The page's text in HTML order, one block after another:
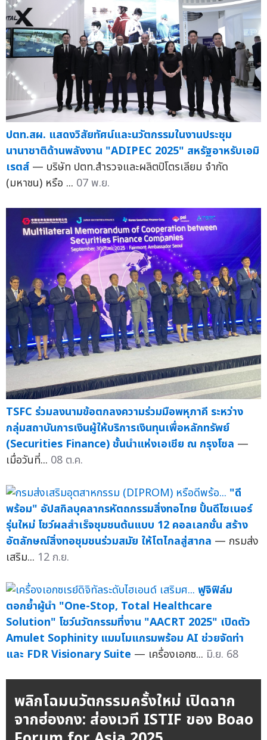
ปตท.สผ. แสดงวิสัยทัศน์และนวัตกรรมในงานประชุม
นานาชาติด้านพลังงาน "ADIPEC 2025" สหรัฐอาหรับเอมิ
เรตส์ — บริษัท ปตท.สำรวจและผลิตปิโตรเลียม จำกัด
(มหาชน) หรือ ... 07 พ.ย.
TSFC ร่วมลงนามข้อตกลงความร่วมมือพหุภาคี ระหว่าง
กลุ่มสถาบันการเงินผู้ให้บริการเงินทุนเพื่อหลักทรัพย์
(Securities Finance) ชั้นนำแห่งเอเชีย ณ กรุงโซล —
เมื่อวันที่... 08 ต.ค.
"ดี
พร้อม" อัปสกิลบุคลากรหัตถกรรมสิ่งทอไทย ปั้นดีไซเนอร์
รุ่นใหม่ โชว์ผลสำเร็จชุมชนต้นแบบ 12 คอลเลกชั่น สร้าง
อัตลักษณ์สิ่งทอชุมชนร่วมสมัย ให้โตไกลสู่สากล — กรมส่ง
เสริม... 12 ก.ย.
ฟูจิฟิล์ม
ตอกย้ำผู้นำ "One-Stop, Total Healthcare
Solution" โชว์นวัตกรรมที่งาน "AACRT 2025" เปิดตัว
Amulet Sophinity แมมโมแกรมพร้อม AI ช่วยจัดท่า
และ FDR Visionary Suite — เครื่องเอกซ... มิ.ย. 68
พลิกโฉมนวัตกรรมครั้งใหม่ เปิดฉาก
จากฮ่องกง: ส่องเวที ISTIF ของ Boao